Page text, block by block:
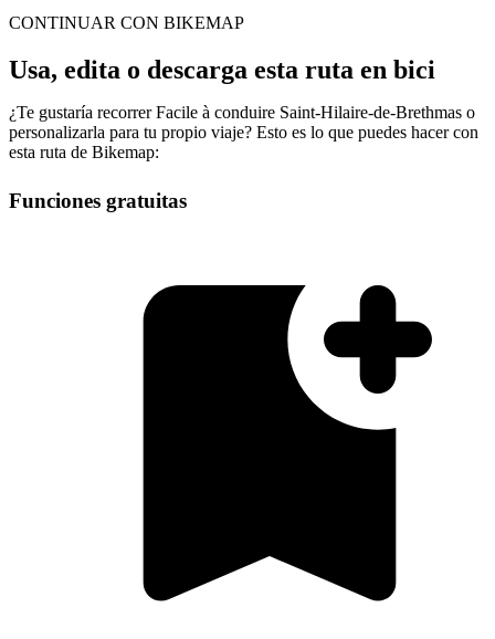
CONTINUAR CON BIKEMAP
Usa, edita o descarga esta ruta en bici
¿Te gustaría recorrer Facile à conduire Saint-Hilaire-de-Brethmas o
personalizarla para tu propio viaje? Esto es lo que puedes hacer con
esta ruta de Bikemap:
Funciones gratuitas